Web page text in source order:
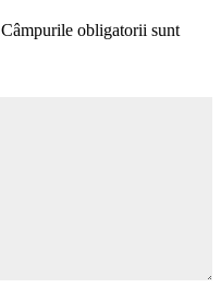
Câmpurile obligatorii sunt